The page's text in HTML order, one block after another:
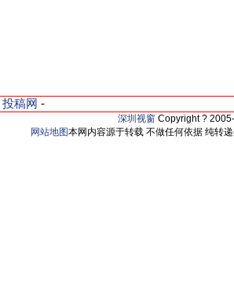
投稿网 -
深圳视窗 Copyright ?
网站地图本网内容源于转载 不做任何依据 纯转